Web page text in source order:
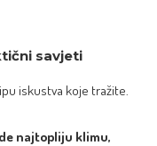
savjeti
iskustva koje tražite.
najtopliju klimu,